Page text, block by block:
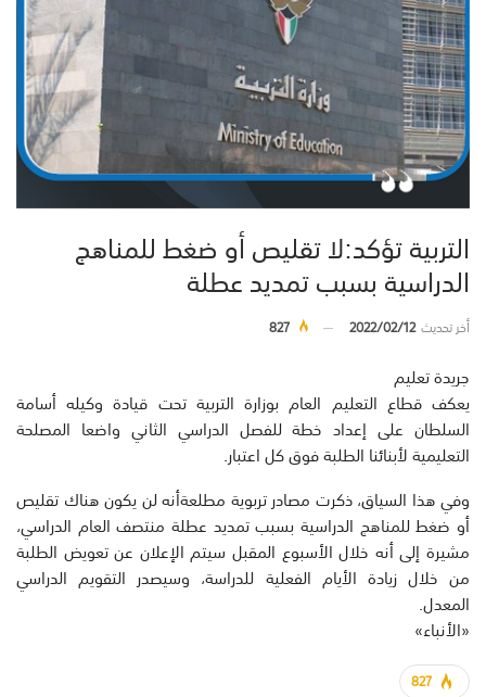
التربية تؤكد:لا تقليص أو ضغط للمناهج
الدراسية بسبب تمديد عطلة
أخر تحديث2022/02/12
827
جريدة تعليم
يعكف قطاع التعليم العام بوزارة التربية تحت قيادة وكيله أسامة
السلطان على إعداد خطة للفصل الدراسي الثاني واضعا المصلحة
التعليمية لأبنائنا الطلبة فوق كل اعتبار.
وفي هذا السياق، ذكرت مصادر تربوية مطلعةأنه لن يكون هناك تقليص
أو ضغط للمناهج الدراسية بسبب تمديد عطلة منتصف العام الدراسي،
مشيرة إلى أنه خلال الأسبوع المقبل سيتم الإعلان عن تعويض الطلبة
من خلال زيادة الأيام الفعلية للدراسة، وسيصدر التقويم الدراسي
المعدل.
«الأنباء»
827